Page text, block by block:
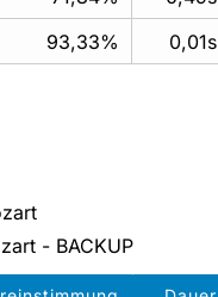
93,33% 0,01s
- BACKUP